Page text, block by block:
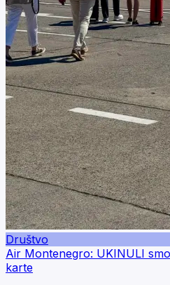
Društvo
Air Montenegro: UKINULI
karte